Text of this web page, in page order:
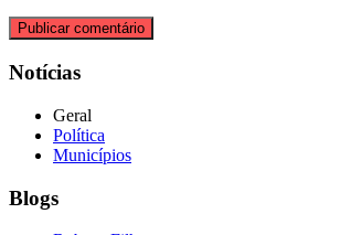
Notícias
Geral
Política
Municípios
Blogs